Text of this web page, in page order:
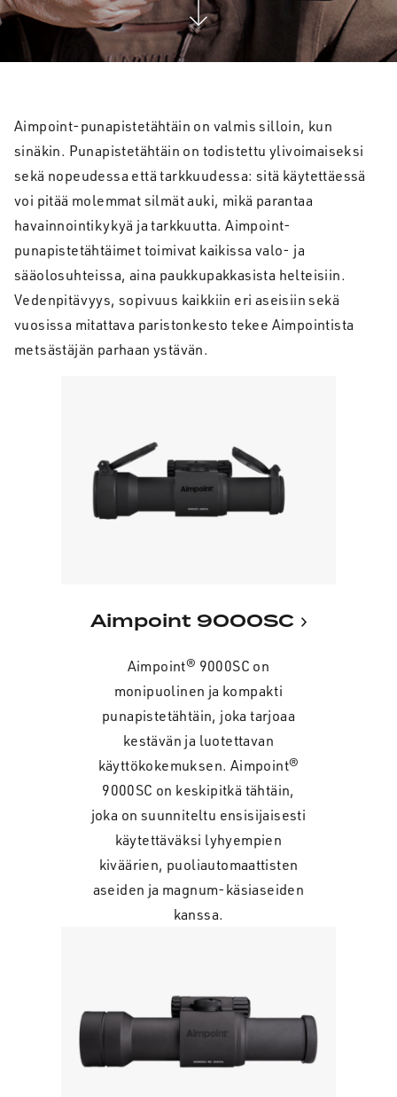
Aimpoint-punapistetähtäin on valmis silloin, kun
sinäkin. Punapistetähtäin on todistettu ylivoimaiseksi
sekä nopeudessa että tarkkuudessa: sitä käytettäessä
voi pitää molemmat silmät auki, mikä parantaa
havainnointikykyä ja tarkkuutta. Aimpoint-
punapistetähtäimet toimivat kaikissa valo- ja
sääolosuhteissa, aina paukkupakkasista helteisiin.
Vedenpitävyys, sopivuus kaikkiin eri aseisiin sekä
vuosissa mitattava paristonkesto tekee Aimpointista
metsästäjän parhaan ystävän.
Aimpoint 9000SC
Aimpoint® 9000SC on
monipuolinen ja kompakti
punapistetähtäin, joka tarjoaa
kestävän ja luotettavan
käyttökokemuksen. Aimpoint®
9000SC on keskipitkä tähtäin,
joka on suunniteltu ensisijaisesti
käytettäväksi lyhyempien
kiväärien, puoliautomaattisten
aseiden ja magnum-käsiaseiden
kanssa.